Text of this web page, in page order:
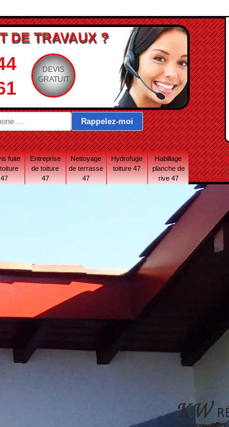
DE TRAVAUX ?
DEVIS
GRATUIT
fuite
47
Entreprise
de toiture
47
Nettoyage
de terrasse
47
Hydrofuge
toiture 47
Habillage
planche de
rive 47